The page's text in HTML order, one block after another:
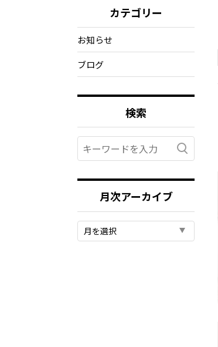
カテゴリー
お知らせ
ブログ
検索
月次アーカイブ